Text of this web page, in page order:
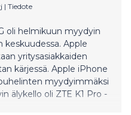
| Tiedote
oli helmikuun myydyin
keskuudessa. Apple
yritysasiakkaiden
kärjessä. Apple iPhone
myydyimmäksi
älykello oli ZTE K1 Pro -